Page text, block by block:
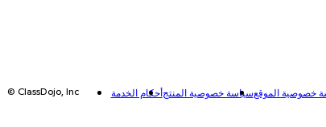
© ClassDojo, Inc أحكام الخدمةسياسة خصوصية المنتجخصوصية الموقع